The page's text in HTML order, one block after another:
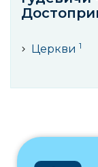
Церкви 1